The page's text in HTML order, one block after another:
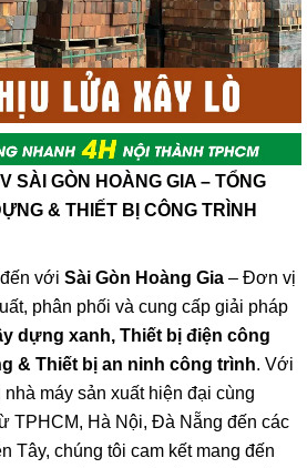
SÀI GÒN HOÀNG GIA – TỔNG
& THIẾT BỊ CÔNG TRÌNH
với Sài Gòn Hoàng Gia – Đơn vị
phân phối và cung cấp giải pháp
dựng xanh, Thiết bị điện công
& Thiết bị an ninh công trình. Với
máy sản xuất hiện đại cùng
TPHCM, Hà Nội, Đà Nẵng đến các
Tây, chúng tôi cam kết mang đến